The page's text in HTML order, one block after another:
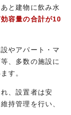
と建物に飲み水
容量の合計が10
やアパート・マ
、多数の施設に
す。
、設置者は安
持管理を行い、